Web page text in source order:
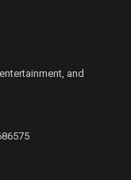
and